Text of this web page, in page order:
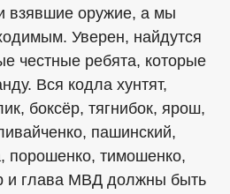
взявшие оружие, а мы
Уверен, найдутся
честные ребята, которые
Вся кодла хунтят,
боксёр, тягнибок, ярош,
пашинский,
порошенко, тимошенко,
и глава МВД должны быть